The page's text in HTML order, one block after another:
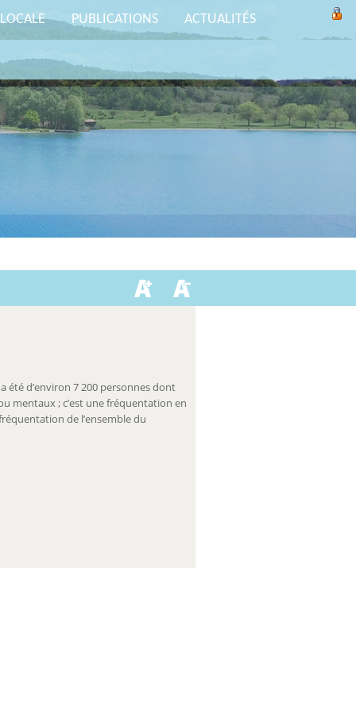
PUBLICATIONS ACTUALITÉS
été d’environ 7 200 personnes dont
mentaux ; c’est une fréquentation en
de l’ensemble du